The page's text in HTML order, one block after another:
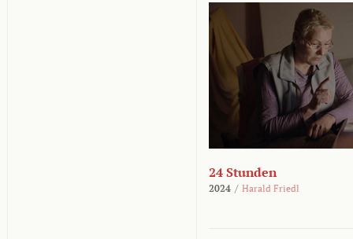
24 Stunden
2024 / Harald Friedl